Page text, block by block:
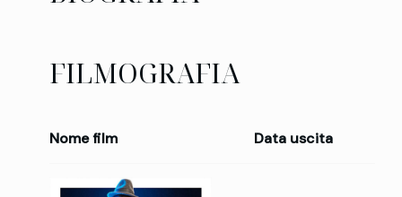
FILMOGRAFIA
Nome film Data uscita